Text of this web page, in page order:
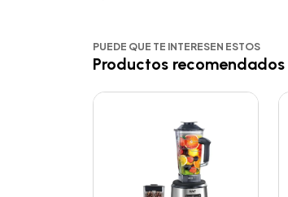
PUEDE QUE TE INTERESEN ESTOS
Productos recomendados